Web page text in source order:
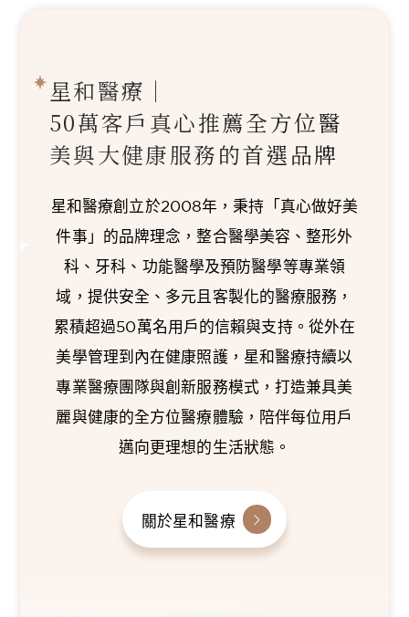
星和醫療｜
50萬客戶真心推薦全方位醫
美與大健康服務的首選品牌
星和醫療創立於2008年，秉持「真心做好美
件事」的品牌理念，整合醫學美容、整形外
科、牙科、功能醫學及預防醫學等專業領
域，提供安全、多元且客製化的醫療服務，
累積超過50萬名用戶的信賴與支持。從外在
美學管理到內在健康照護，星和醫療持續以
專業醫療團隊與創新服務模式，打造兼具美
麗與健康的全方位醫療體驗，陪伴每位用戶
邁向更理想的生活狀態。
關於星和醫療